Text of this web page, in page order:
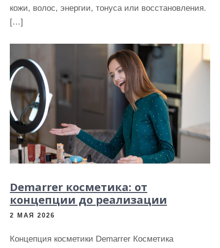
кожи, волос, энергии, тонуса или восстановления.
[…]
Demarrer косметика: от
концепции до реализации
2 МАЯ 2026
Концепция косметики Demarrer Косметика